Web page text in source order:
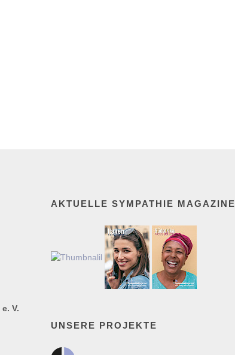
V.
AKTUELLE SYMPATHIE MAGAZINE
UNSERE PROJEKTE